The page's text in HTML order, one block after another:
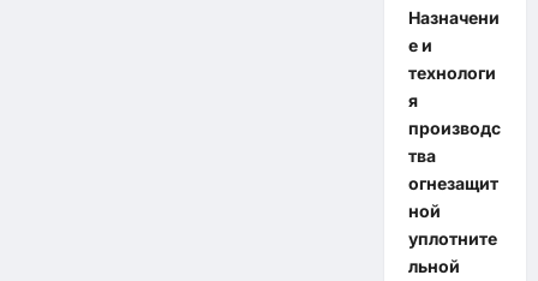
Назначени
е и
технологи
я
производс
тва
огнезащит
ной
уплотните
льной